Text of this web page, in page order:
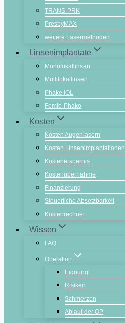
TRANS-PRK
PresbyMAX
weitere Lasermethoden
Linsenimplantate
Monofokallinsen
Multifokallinsen
Phake IOL
Femto-Phako
Kosten
Kosten Augenlasern
Kosten Linsenimplantationen
Kostenersparnis
Kostenübernahme
Finanzierung
Steuerliche Absetzbarkeit
Kostenrechner
Wissen
FAQ
Operation
Eignung
Risiken
Schmerzen
Ablauf der OP